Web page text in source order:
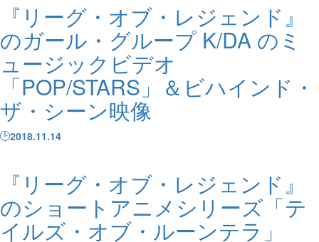
『リーグ・オブ・レジェンド』
のガール・グループ K/DA のミ
ュージックビデオ
「POP/STARS」＆ビハインド・
ザ・シーン映像
2018.11.14
『リーグ・オブ・レジェンド』
のショートアニメシリーズ「テ
イルズ・オブ・ルーンテラ」